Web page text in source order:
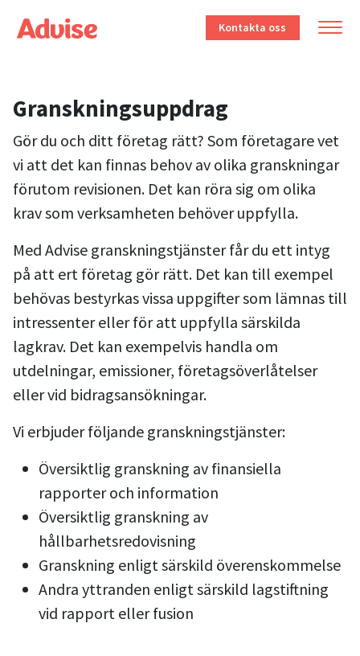
Kontakta oss
Granskningsuppdrag
Gör du och ditt företag rätt? Som företagare vet
vi att det kan finnas behov av olika granskningar
förutom revisionen. Det kan röra sig om olika
krav som verksamheten behöver uppfylla.
Med Advise granskningstjänster får du ett intyg
på att ert företag gör rätt. Det kan till exempel
behövas bestyrkas vissa uppgifter som lämnas till
intressenter eller för att uppfylla särskilda
lagkrav. Det kan exempelvis handla om
utdelningar, emissioner, företagsöverlåtelser
eller vid bidragsansökningar.
Vi erbjuder följande granskningstjänster:
Översiktlig granskning av finansiella
rapporter och information
Översiktlig granskning av
hållbarhetsredovisning
Granskning enligt särskild överenskommelse
Andra yttranden enligt särskild lagstiftning
vid rapport eller fusion